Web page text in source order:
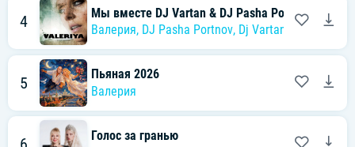
4
Мы вместе DJ Vartan & DJ Pasha Portnov AKA
Валерия, DJ Pasha Portnov, Dj Vartan
5
Пьяная 2026
Валерия
Голос за гранью